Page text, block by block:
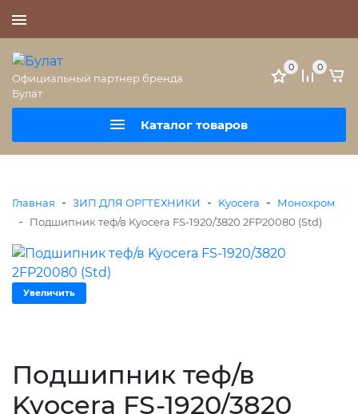
Официальный партнер бренда
Булат
Каталог товаров
0 0
Главная - ЗИП ДЛЯ ОРГТЕХНИКИ - Kyocera - Монохром
- Подшипник теф/в Kyocera FS-1920/3820 2FP20080 (Std)
Увеличить
Подшипник теф/в
Kyocera FS-1920/3820